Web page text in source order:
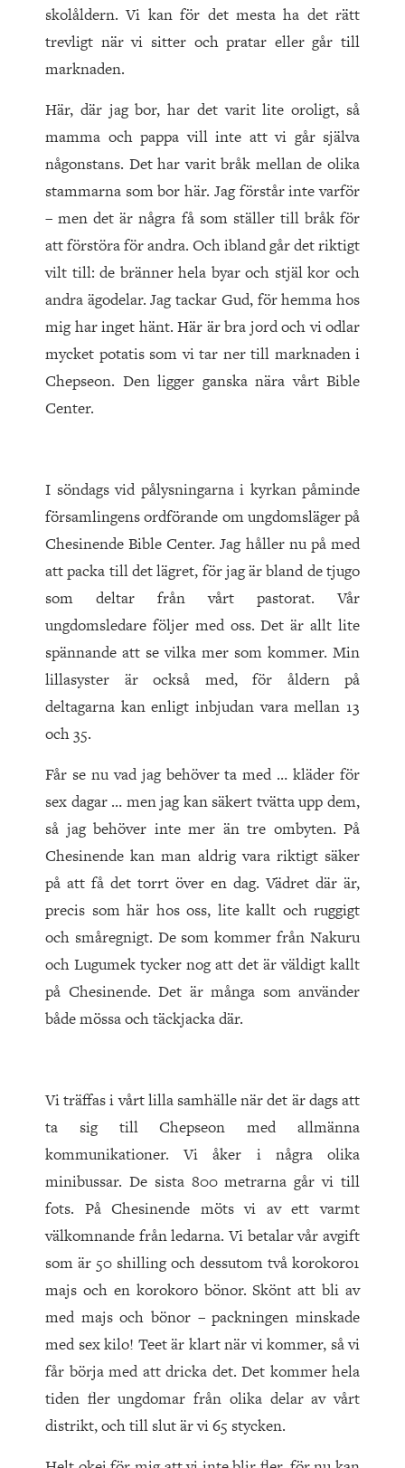
skolåldern. Vi kan för det mesta ha det rätt
trevligt när vi sitter och pratar eller går till
marknaden.
Här, där jag bor, har det varit lite oroligt, så
mamma och pappa vill inte att vi går själva
någonstans. Det har varit bråk mel­lan de olika
stammarna som bor här. Jag förstår inte varför
– men det är några få som ställer till bråk för
att förstöra för and­ra. Och ibland går det riktigt
vilt till: de bränner hela byar och stjäl kor och
andra ägodelar. Jag tackar Gud, för hemma hos
mig har inget hänt. Här är bra jord och vi odlar
mycket potatis som vi tar ner till marknaden i
Chepseon. Den ligger ganska nära vårt Bible
Center.
I söndags vid pålysningarna i kyrkan påminde
församlingens ordförande om ungdomsläger på
Chesinende Bible Center. Jag håller nu på med
att packa till det lägret, för jag är bland de tjugo
som deltar från vårt pastorat. Vår
ungdomsledare följer med oss. Det är allt lite
spännande att se vilka mer som kommer. Min
lillasyster är också med, för åldern på
deltagarna kan enligt inbjudan vara mellan 13
och 35.
Får se nu vad jag behöver ta med … kläder för
sex dagar … men jag kan säkert tvätta upp dem,
så jag behöver inte mer än tre ombyten. På
Chesinende kan man aldrig vara riktigt säker
på att få det torrt över en dag. Vädret där är,
precis som här hos oss, lite kallt och ruggigt
och småregnigt. De som kommer från Nakuru
och Lugumek tycker nog att det är väldigt kallt
på Chesinende. Det är många som använder
både mössa och täckjacka där.
Vi träffas i vårt lilla samhälle när det är dags att
ta sig till Chepseon med allmänna
kommunikationer. Vi åker i några olika
minibussar. De sista 800 metrarna går vi till
fots. På Chesinende möts vi av ett varmt
välkomnande från ledarna. Vi betalar vår avgift
som är 50 shilling och dessutom två korokoro1
majs och en korokoro bönor. Skönt att bli av
med majs och bönor – packningen minskade
med sex kilo! Teet är klart när vi kommer, så vi
får börja med att dricka det. Det kommer hela
tiden fler ungdomar från olika delar av vårt
distrikt, och till slut är vi 65 stycken.